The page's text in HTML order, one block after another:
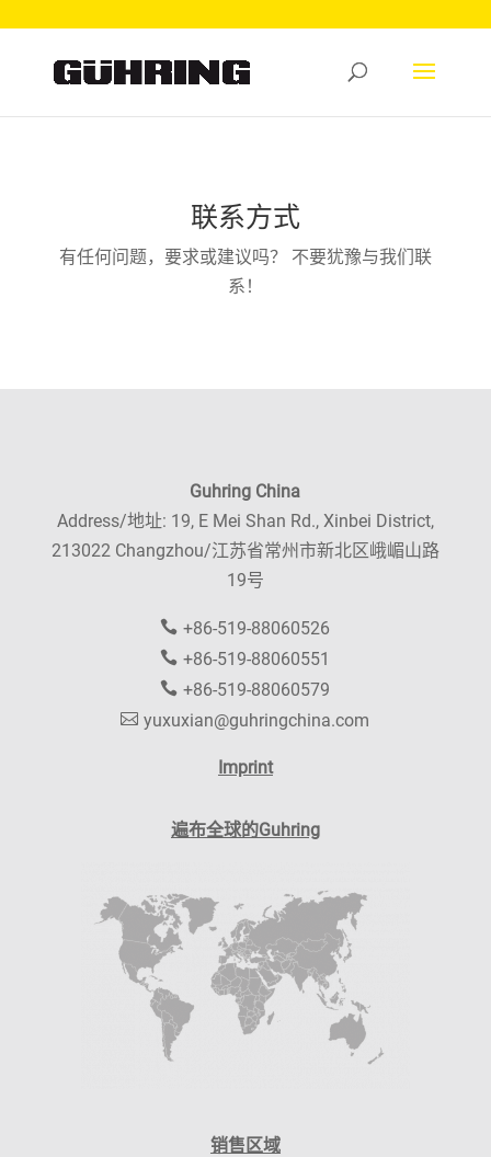
联系方式
有任何问题，要求或建议吗？ 不要犹豫与我们联
系！
Guhring China
Address/地址: 19, E Mei Shan Rd., Xinbei District,
213022 Changzhou/江苏省常州市新北区峨嵋山路
19号
+86-519-88060526
+86-519-88060551
+86-519-88060579
yuxuxian@guhringchina.com
Imprint
遍布全球的Guhring
销售区域